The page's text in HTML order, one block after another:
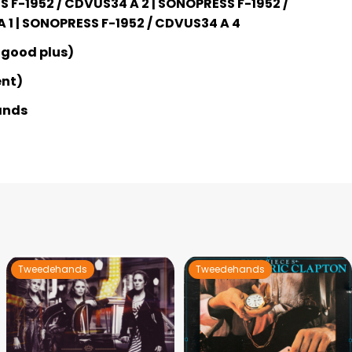
1 | SONOPRESS F-1952 / CDVUS34 A 4
plus)
Tweedehands Tweedehands